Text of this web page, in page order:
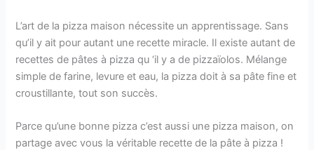
L’art de la pizza maison nécessite un apprentissage. Sans
qu’il y ait pour autant une recette miracle. Il existe autant de
recettes de pâtes à pizza qu ‘il y a de pizzaïolos. Mélange
simple de farine, levure et eau, la pizza doit à sa pâte fine et
croustillante, tout son succès.
Parce qu’une bonne pizza c’est aussi une pizza maison, on
partage avec vous la véritable recette de la pâte à pizza !